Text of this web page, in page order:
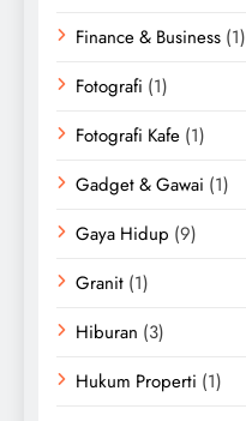
Finance & Business (1)
Fotografi (1)
Fotografi Kafe (1)
Gadget & Gawai (1)
Gaya Hidup (9)
Granit (1)
Hiburan (3)
Hukum Properti (1)